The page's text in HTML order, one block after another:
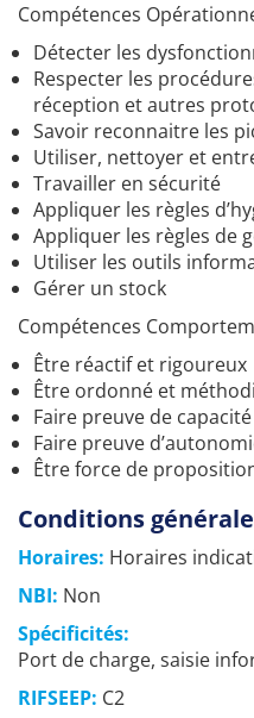
Compétences
Détecter les
Respecter les
réception et autres
Savoir reconnaitre les
Utiliser, nettoyer et
Travailler en sécurité
Appliquer les règles
Appliquer les règles de
Utiliser les outils
Gérer un stock
Compétences
Être réactif et rigoureux
Être ordonné et
Faire preuve de
Faire preuve
Être force de
Conditions
Horaires: Horaires
NBI: Non
Spécificités:
Port de charge, saisie
RIFSEEP: C2